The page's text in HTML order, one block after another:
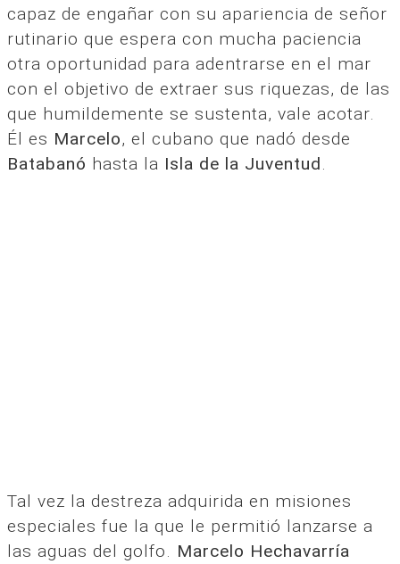
capaz de engañar con su apariencia de señor
rutinario que espera con mucha paciencia
otra oportunidad para adentrarse en el mar
con el objetivo de extraer sus riquezas, de las
que humildemente se sustenta, vale acotar.
Él es Marcelo, el cubano que nadó desde
Batabanó hasta la Isla de la Juventud.
Tal vez la destreza adquirida en misiones
especiales fue la que le permitió lanzarse a
las aguas del golfo. Marcelo Hechavarría